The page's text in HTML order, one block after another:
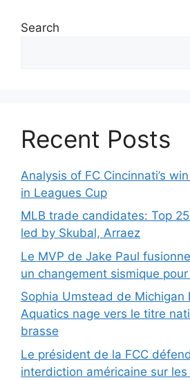
Search
Recent Posts
Analysis of FC Cincinnati’s
in Leagues Cup
MLB trade candidates: Top
led by Skubal, Arraez
Le MVP de Jake Paul
un changement sismique
Sophia Umstead de Michigan
Aquatics nage vers le titre
brasse
Le président de la FCC
interdiction américaine sur